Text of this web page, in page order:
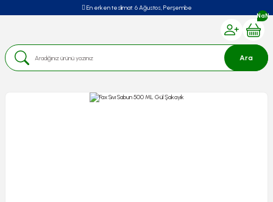
En erken teslimat: 6 Ağustos, Perşembe
Ara
NaN